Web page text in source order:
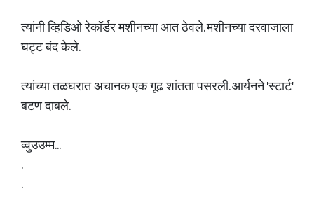
त्यांनी व्हिडिओ रेकॉर्डर मशीनच्या आत ठेवले. मशीनच्या दरवाजाला
घट्ट बंद केले.
त्यांच्या तळघरात अचानक एक गूढ शांतता पसरली. आर्यनने 'स्टार्ट'
बटण दाबले.
व्वुउउम्म...
.
.